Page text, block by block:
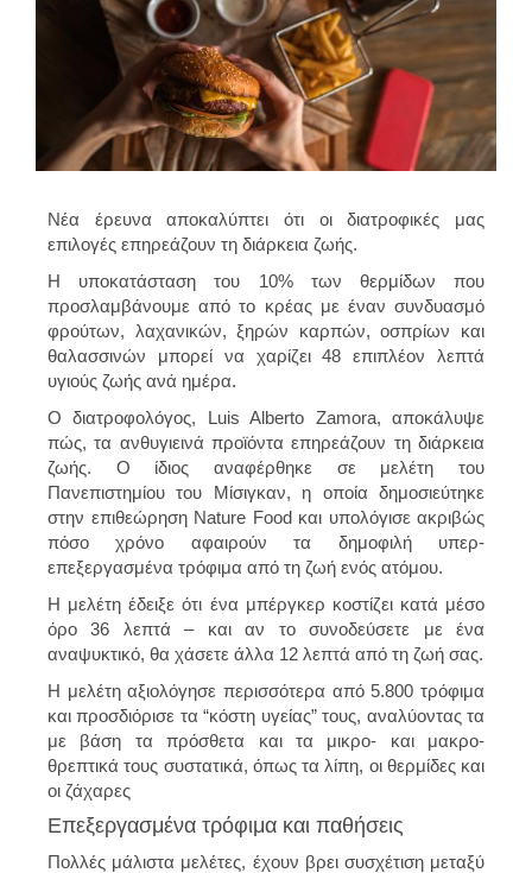
Νέα έρευνα αποκαλύπτει ότι οι διατροφικές μας
επιλογές επηρεάζουν τη διάρκεια ζωής.
Η υποκατάσταση του 10% των θερμίδων που
προσλαμβάνουμε από το κρέας με έναν συνδυασμό
φρούτων, λαχανικών, ξηρών καρπών, οσπρίων και
θαλασσινών μπορεί να χαρίζει 48 επιπλέον λεπτά
υγιούς ζωής ανά ημέρα.
Ο διατροφολόγος, Luis Alberto Zamora, αποκάλυψε
πώς, τα ανθυγιεινά προϊόντα επηρεάζουν τη διάρκεια
ζωής. Ο ίδιος αναφέρθηκε σε μελέτη του
Πανεπιστημίου του Μίσιγκαν, η οποία δημοσιεύτηκε
στην επιθεώρηση Nature Food και υπολόγισε ακριβώς
πόσο χρόνο αφαιρούν τα δημοφιλή υπερ-
επεξεργασμένα τρόφιμα από τη ζωή ενός ατόμου.
Η μελέτη έδειξε ότι ένα μπέργκερ κοστίζει κατά μέσο
όρο 36 λεπτά – και αν το συνοδεύσετε με ένα
αναψυκτικό, θα χάσετε άλλα 12 λεπτά από τη ζωή σας.
Η μελέτη αξιολόγησε περισσότερα από 5.800 τρόφιμα
και προσδιόρισε τα “κόστη υγείας” τους, αναλύοντας τα
με βάση τα πρόσθετα και τα μικρο- και μακρο-
θρεπτικά τους συστατικά, όπως τα λίπη, οι θερμίδες και
οι ζάχαρες
Επεξεργασμένα τρόφιμα και παθήσεις
Πολλές μάλιστα μελέτες, έχουν βρει συσχέτιση μεταξύ